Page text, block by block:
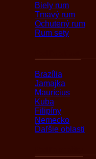
Biely rum
Tmavý rum
Ochutený rum
Rum sety
Brazília
Jamajka
Maurícius
Kuba
Filipíny
Nemecko
Ďaľšie oblasti